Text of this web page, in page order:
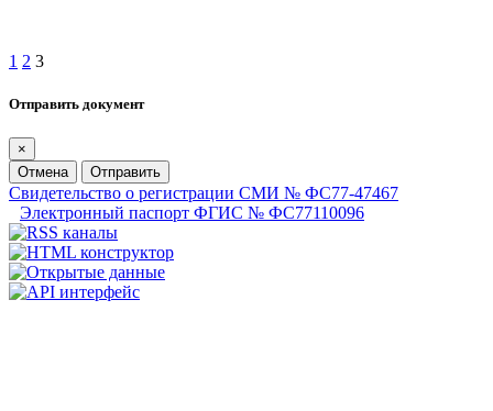
1 2 3
Отправить документ
×
Отмена
Отправить
Свидетельство о регистрации СМИ № ФС77-47467
Электронный паспорт ФГИС № ФС77110096